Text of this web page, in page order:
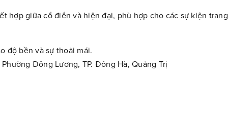
hợp giữa cổ điển và hiện đại, phù hợp cho các sự kiện trang
độ bền và sự thoải mái.
Đông Lương, TP. Đông Hà, Quảng Trị